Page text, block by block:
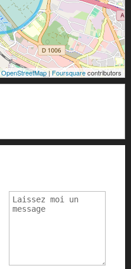
OpenStreetMap|Foursquarecontributors